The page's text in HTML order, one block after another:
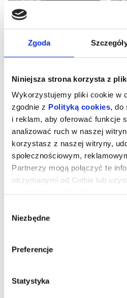
Zgoda
Niniejsza strona korzysta z
Wykorzystujemy pliki cookie w
zgodnie z Polityką cookies, do
i reklam, aby oferować funkcje
analizować ruch w naszej
korzystasz z naszej witryny,
społecznościowym,
Partnerzy mogą połączyć te
otrzymanymi od Ciebie lub
zgody
Niezbędne
Preferencje
Statystyka
Mandalorian i
Złowrogie Imperium upadło, a
rozproszeni po całej galaktyce.
o pomoc do legendarnego
Djarina, i jego młodego ucznia, Grogu.